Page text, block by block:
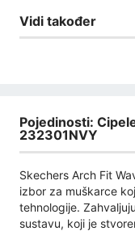
Vidi također
Pojedinosti:
232301NVY
Skechers Arch Fit
izbor za muškarce
tehnologije.
sustavu, koji je